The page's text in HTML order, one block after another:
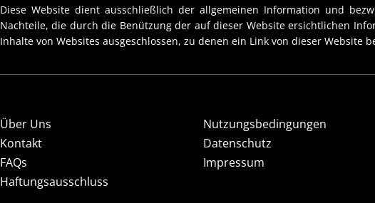
Diese Website dient ausschließlich der allgemeinen Information und
Nachteile, die durch die Benützung der auf dieser Website ersichtlichen
Inhalte von Websites ausgeschlossen, zu denen ein Link von dieser Website
Über Uns
Kontakt
FAQs
Haftungsausschluss
Nutzungsbedingungen
Datenschutz
Impressum